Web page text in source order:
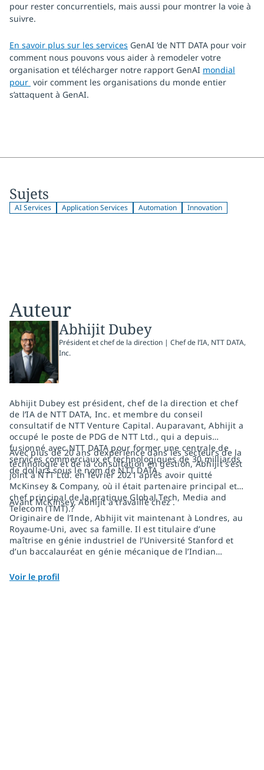
pour rester concurrentiels, mais aussi pour montrer la voie à
suivre.
En savoir plus sur les services GenAI ’de NTT DATA pour voir
comment nous pouvons vous aider à remodeler votre
organisation et télécharger notre rapport GenAI mondial
pour voir comment les organisations du monde entier
s’attaquent à GenAI.
Sujets
AI Services Application Services Automation Innovation
Auteur
Abhijit Dubey
Président et chef de la direction | Chef de l’IA, NTT DATA,
Inc.
Abhijit Dubey est président, chef de la direction et chef
de l’IA de NTT DATA, Inc. et membre du conseil
consultatif de NTT Venture Capital. Auparavant, Abhijit a
occupé le poste de PDG de NTT Ltd., qui a depuis
fusionné avec NTT DATA pour former une centrale de
services commerciaux et technologiques de 30 milliards
de dollars sous le nom de NTT DATA.
Avec plus de 20 ans d’expérience dans les secteurs de la
technologie et de la consultation en gestion, Abhijit s’est
joint à NTT Ltd. en février 2021 après avoir quitté
McKinsey & Company, où il était partenaire principal et
chef principal de la pratique Global Tech, Media and
Telecom (TMT).?
Avant McKinsey, Abhijit a travaillé chez .
Originaire de l’Inde, Abhijit vit maintenant à Londres, au
Royaume-Uni, avec sa famille. Il est titulaire d’une
maîtrise en génie industriel de l’Université Stanford et
d’un baccalauréat en génie mécanique de l’Indian
Voir le profil